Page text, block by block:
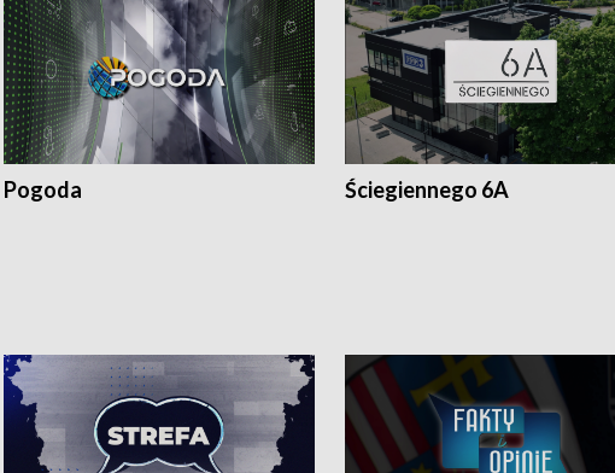
Pogoda Ściegiennego 6A